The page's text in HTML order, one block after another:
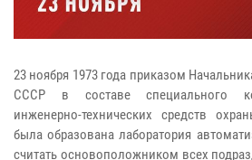
23 ноября 1973 года приказом
СССР в составе специального
инженерно-технических средств
была образована лаборатория
считать основоположником всех